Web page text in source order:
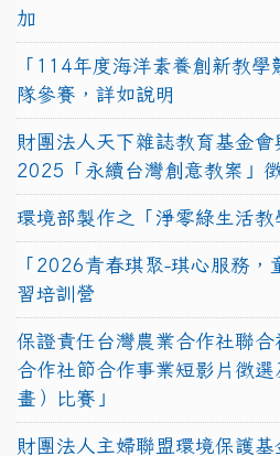
加
「114年度海洋素養創新教
隊參賽，詳如說明
財團法人天下雜誌教育基金會
2025「永續台灣創意教案」
環境部製作之「淨零綠生活教
「2026青春琪聚-琪心服務，
習培訓營
保證責任台灣農業合作社聯
合作社節合作事業短影片徵
畫）比賽」
財團法人主婦聯盟環境保護